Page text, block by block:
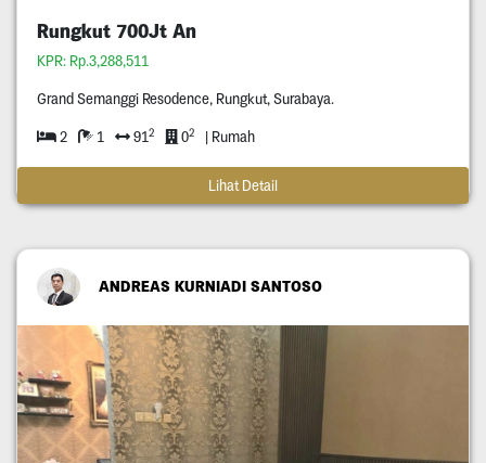
Rungkut 700Jt An
KPR: Rp.3,288,511
Grand Semanggi Resodence, Rungkut, Surabaya.
2 1 912 02 | Rumah
Lihat Detail
ANDREAS KURNIADI SANTOSO